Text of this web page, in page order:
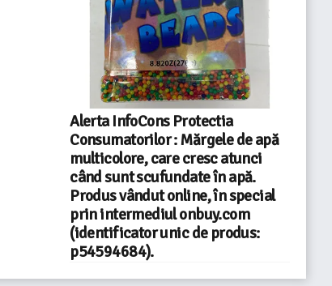
Alerta InfoCons Protectia
Consumatorilor : Mărgele de apă
multicolore, care cresc atunci
când sunt scufundate în apă.
Produs vândut online, în special
prin intermediul onbuy.com
(identificator unic de produs:
p54594684).